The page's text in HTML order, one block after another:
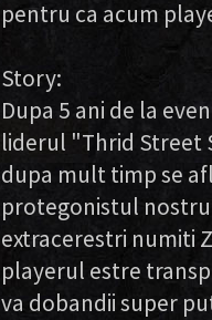
pentru ca acum
Story:
Dupa 5 ani de la
liderul "Thrid Street
dupa mult timp se
protegonistul
extracerestri numiti
playerul estre
va dobandii super